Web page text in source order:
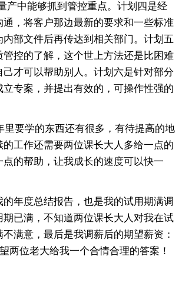
产中能够抓到管控重点。计划四是经
，将客户那边最新的要求和一些标准
内部文件后再传达到相关部门。计划五
管控的了解，这个世上方法还是比困难
己才可以帮助别人。计划六是针对部分
专案，并提出有效的，可操作性强的
里要学的东西还有很多，有待提高的地
工作还需要两位课长大人多给一点的
的帮助，让我成长的速度可以快一
的年度总结报告，也是我的试用期满调
已满，不知道两位课长大人对我在试
满意，最后是我调薪后的期望薪资：
两位老大给我一个合情合理的答案！